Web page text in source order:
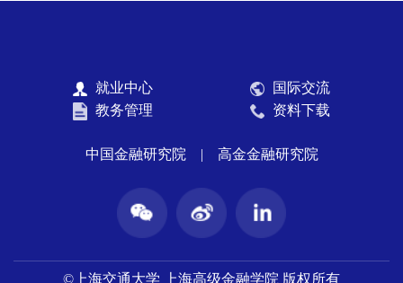
就业中心
国际交流
教务管理
资料下载
中国金融研究院 | 高金金融研究院
©上海交通大学 上海高级金融学院 版权所有